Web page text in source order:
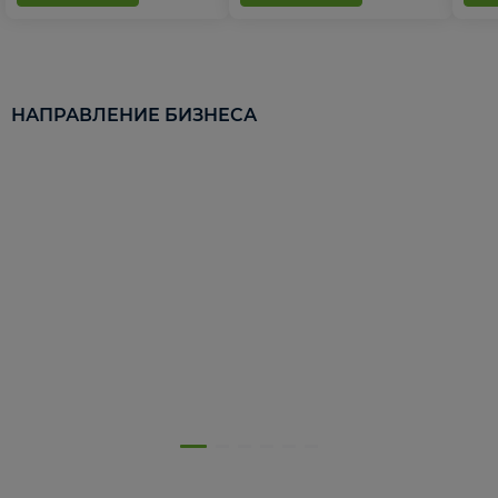
НАПРАВЛЕНИЕ БИЗНЕСА